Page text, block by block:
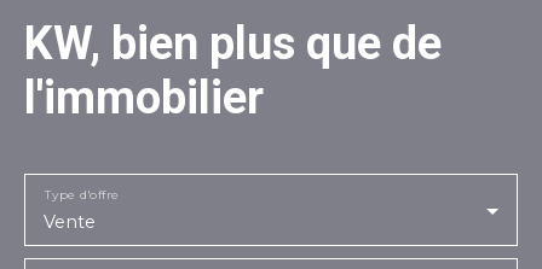
KW, bien plus que de
l'immobilier
Vente
Type d'offre